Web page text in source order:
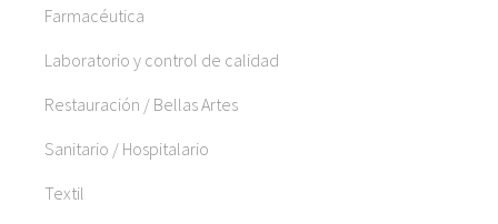
Farmacéutica
Laboratorio y control de calidad
Restauración / Bellas Artes
Sanitario / Hospitalario
Textil